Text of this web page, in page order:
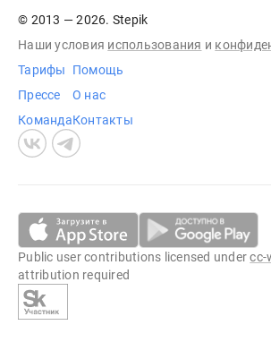
© 2013 — 2026. Stepik
Наши условия использования и
Тарифы
Прессе
Команда
Помощь
О нас
Контакты
Public user contributions licensed undercc-
attribution required